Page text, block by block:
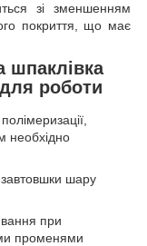
зі зменшенням
покриття, що має
шпаклівка
роботи
необхідно
шару
при
променями